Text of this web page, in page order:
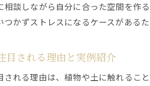
造
体
相談しながら自分に合った空間を作
つかずストレスになるケースがある
目される理由と実例紹介
される理由は、植物や土に触れるこ